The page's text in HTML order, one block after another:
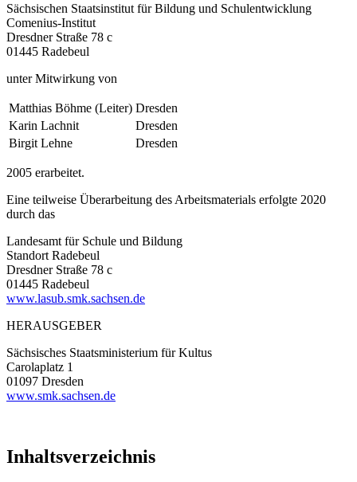
Sächsischen Staatsinstitut für Bildung und Schulentwicklung
Comenius-Institut
Dresdner Straße 78 c
01445 Radebeul
unter Mitwirkung von
Matthias Böhme (Leiter) Dresden
Karin Lachnit
Dresden
Birgit Lehne
Dresden
2005 erarbeitet.
Eine teilweise Überarbeitung des Arbeitsmaterials erfolgte 2020
durch das
Landesamt für Schule und Bildung
Standort Radebeul
Dresdner Straße 78 c
01445 Radebeul
www.lasub.smk.sachsen.de
HERAUSGEBER
Sächsisches Staatsministerium für Kultus
Carolaplatz 1
01097 Dresden
www.smk.sachsen.de
Inhaltsverzeichnis